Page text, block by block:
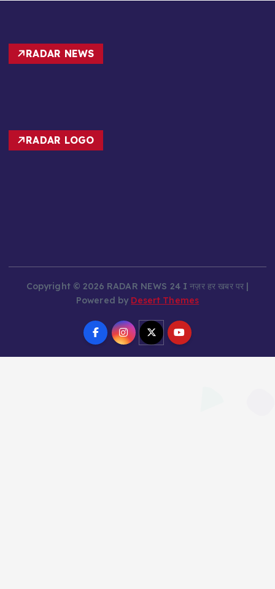
RADAR NEWS
RADAR LOGO
Copyright © 2026 RADAR NEWS 24 I नज़र हर खबर पर |
Powered by Desert Themes